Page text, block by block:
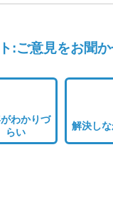
:ご意見をお聞
わかりづ
らい
解決し